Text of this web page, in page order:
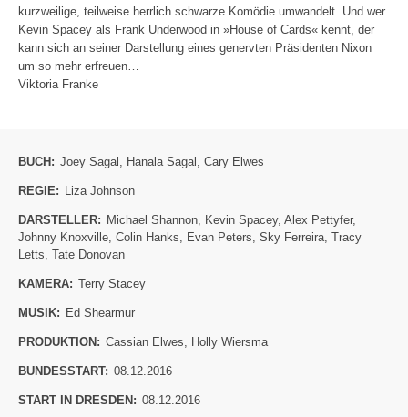
kurzweilige, teilweise herrlich schwarze Komödie umwandelt. Und wer
Kevin Spacey als Frank Underwood in »House of Cards« kennt, der
kann sich an seiner Darstellung eines genervten Präsidenten Nixon
um so mehr erfreuen…
Viktoria Franke
BUCH: Joey Sagal , Hanala Sagal , Cary Elwes
REGIE: Liza Johnson
DARSTELLER: Michael Shannon, Kevin Spacey, Alex Pettyfer,
Johnny Knoxville, Colin Hanks, Evan Peters, Sky Ferreira, Tracy
Letts, Tate Donovan
KAMERA: Terry Stacey
MUSIK: Ed Shearmur
PRODUKTION: Cassian Elwes, Holly Wiersma
BUNDESSTART: 08.12.2016
START IN DRESDEN: 08.12.2016